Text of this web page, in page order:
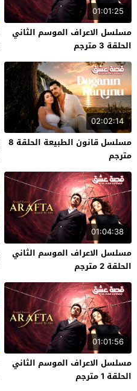
01:01:25
مسلسل الاعراف الموسم الثاني
الحلقة 3 مترجم
02:02:14
مسلسل قانون الطبيعة الحلقة 8
مترجم
01:04:38
مسلسل الاعراف الموسم الثاني
الحلقة 2 مترجم
01:01:56
مسلسل الاعراف الموسم الثاني
الحلقة 1 مترجم